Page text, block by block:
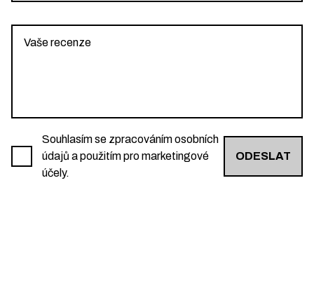
Souhlasím se zpracováním osobních
údajů a použitím pro marketingové
účely.
ODESLAT